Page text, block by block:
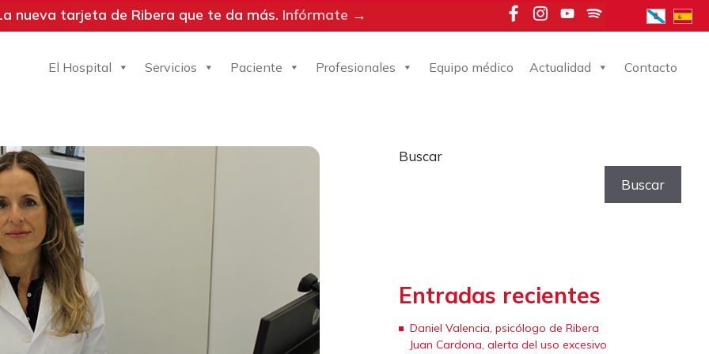
nueva tarjeta de Ribera que te da más. Infórmate →
El Hospital Servicios Paciente Profesionales Equipo médico Actualidad Contacto
Buscar
Buscar
Entradas recientes
Daniel Valencia, psicólogo de Ribera
Juan Cardona, alerta del uso excesivo